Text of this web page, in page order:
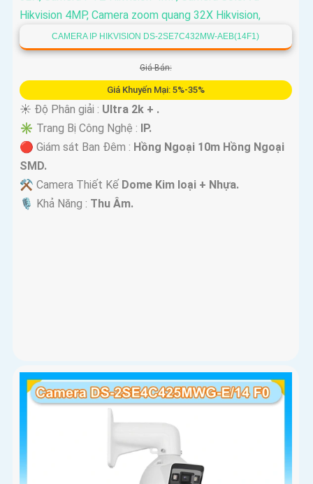
CAMERA IP HIKVISION DS-2SE7C432MW-AEB(14F1)
Giá Bán:
Giá Khuyến Mại: 5%-35%
☀️ Độ Phân giải : Ultra 2k + .
✳️ Trang Bị Công Nghệ : IP.
🔴 Giám sát Ban Đêm : Hồng Ngoại 10m Hồng Ngoại
SMD.
⚒ Camera Thiết Kế Dome Kim loại + Nhựa.
️🎙 Khả Năng : Thu Âm.